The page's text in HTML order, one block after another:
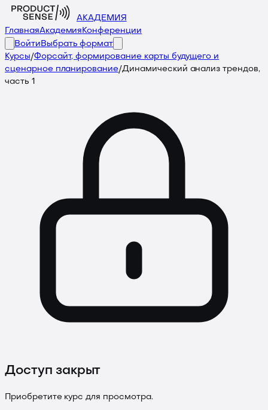
АКАДЕМИЯ
ГлавнаяАкадемия Конференции
Войти Выбрать формат
Курсы/Форсайт, формирование карты будущего и
сценарное планирование/Динамический анализ трендов,
часть 1
Доступ закрыт
Приобретите курс для просмотра.